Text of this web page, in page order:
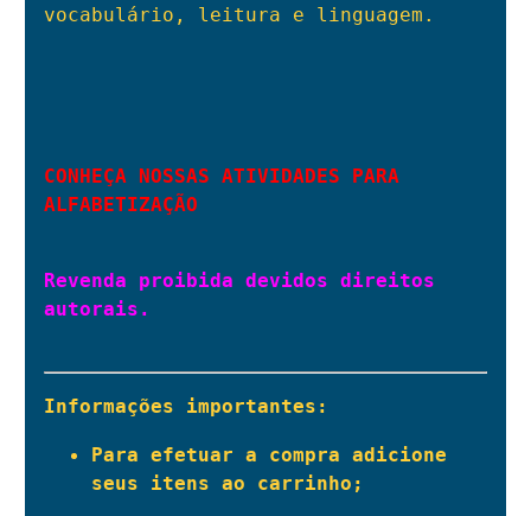
vocabulário, leitura e linguagem.
CONHEÇA NOSSAS ATIVIDADES PARA
ALFABETIZAÇÃO
Revenda proibida devidos direitos
autorais.
Informações importantes:
Para efetuar a compra adicione
seus itens ao carrinho;